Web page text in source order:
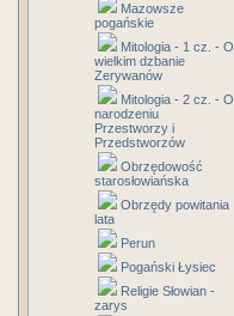
Mazowsze
pogańskie
Mitologia - 1 cz. - O
wielkim dzbanie
Zerywanów
Mitologia - 2 cz. - O
narodzeniu
Przestworzy i
Przedstworzów
Obrzędowość
starosłowiańska
Obrzędy powitania
lata
Perun
Pogański Łysiec
Religie Słowian -
zarys